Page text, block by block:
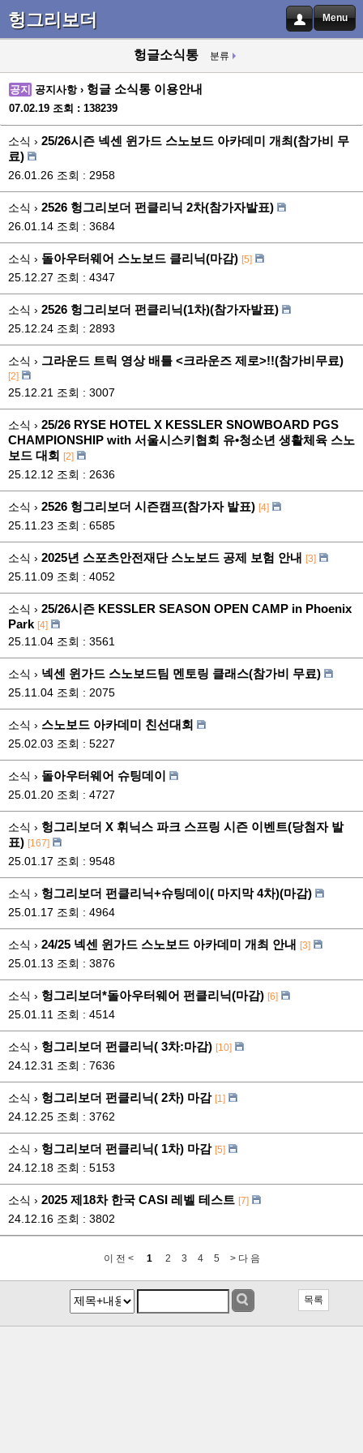
헝그리보더 Menu
헝글소식통 분류
공지 공지사항 › 헝글 소식통 이용안내
07.02.19 조회 : 138239
소식 › 25/26시즌 넥센 윈가드 스노보드 아카데미 개최(참가비 무
료)
26.01.26 조회 : 2958
소식 › 2526 헝그리보더 펀클리닉 2차(참가자발표)
26.01.14 조회 : 3684
소식 › 돌아우터웨어 스노보드 클리닉(마감) [5]
25.12.27 조회 : 4347
소식 › 2526 헝그리보더 펀클리닉(1차)(참가자발표)
25.12.24 조회 : 2893
소식 › 그라운드 트릭 영상 배틀 <크라운즈 제로>!!(참가비무료)
[2]
25.12.21 조회 : 3007
소식 › 25/26 RYSE HOTEL X KESSLER SNOWBOARD PGS
CHAMPIONSHIP with 서울시스키협회 유•청소년 생활체육 스노
보드 대회 [2]
25.12.12 조회 : 2636
소식 › 2526 헝그리보더 시즌캠프(참가자 발표) [4]
25.11.23 조회 : 6585
소식 › 2025년 스포츠안전재단 스노보드 공제 보험 안내 [3]
25.11.09 조회 : 4052
소식 › 25/26시즌 KESSLER SEASON OPEN CAMP in Phoenix
Park [4]
25.11.04 조회 : 3561
소식 › 넥센 윈가드 스노보드팀 멘토링 클래스(참가비 무료)
25.11.04 조회 : 2075
소식 › 스노보드 아카데미 친선대회
25.02.03 조회 : 5227
소식 › 돌아우터웨어 슈팅데이
25.01.20 조회 : 4727
소식 › 헝그리보더 X 휘닉스 파크 스프링 시즌 이벤트(당첨자 발
표) [167]
25.01.17 조회 : 9548
소식 › 헝그리보더 펀클리닉+슈팅데이( 마지막 4차)(마감)
25.01.17 조회 : 4964
소식 › 24/25 넥센 윈가드 스노보드 아카데미 개최 안내 [3]
25.01.13 조회 : 3876
소식 › 헝그리보더*돌아우터웨어 펀클리닉(마감) [6]
25.01.11 조회 : 4514
소식 › 헝그리보더 펀클리닉( 3차:마감) [10]
24.12.31 조회 : 7636
소식 › 헝그리보더 펀클리닉( 2차) 마감 [1]
24.12.25 조회 : 3762
소식 › 헝그리보더 펀클리닉( 1차) 마감 [5]
24.12.18 조회 : 5153
소식 › 2025 제18차 한국 CASI 레벨 테스트 [7]
24.12.16 조회 : 3802
이 전 < 1 2 3 4 5 > 다 음
목록